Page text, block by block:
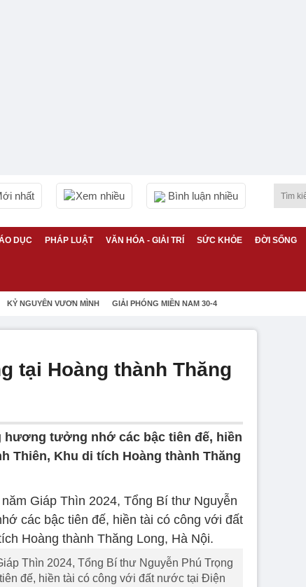
nhất Xem nhiều Bình luận nhiều
DỤC PHÁP LUẬT VĂN HÓA - GIẢI TRÍ SỨC KHỎE ĐỜI SỐNG
KỶ NGUYÊN VƯƠN MÌNH GIẢI PHÓNG MIỀN NAM 30-4
tại Hoàng thành Thăng
hương tưởng nhớ các bậc tiên đế, hiền
Thiên, Khu di tích Hoàng thành Thăng
Thìn 2024, Tổng Bí thư Nguyễn Phú Trọng
đế, hiền tài có công với đất nước tại Điện